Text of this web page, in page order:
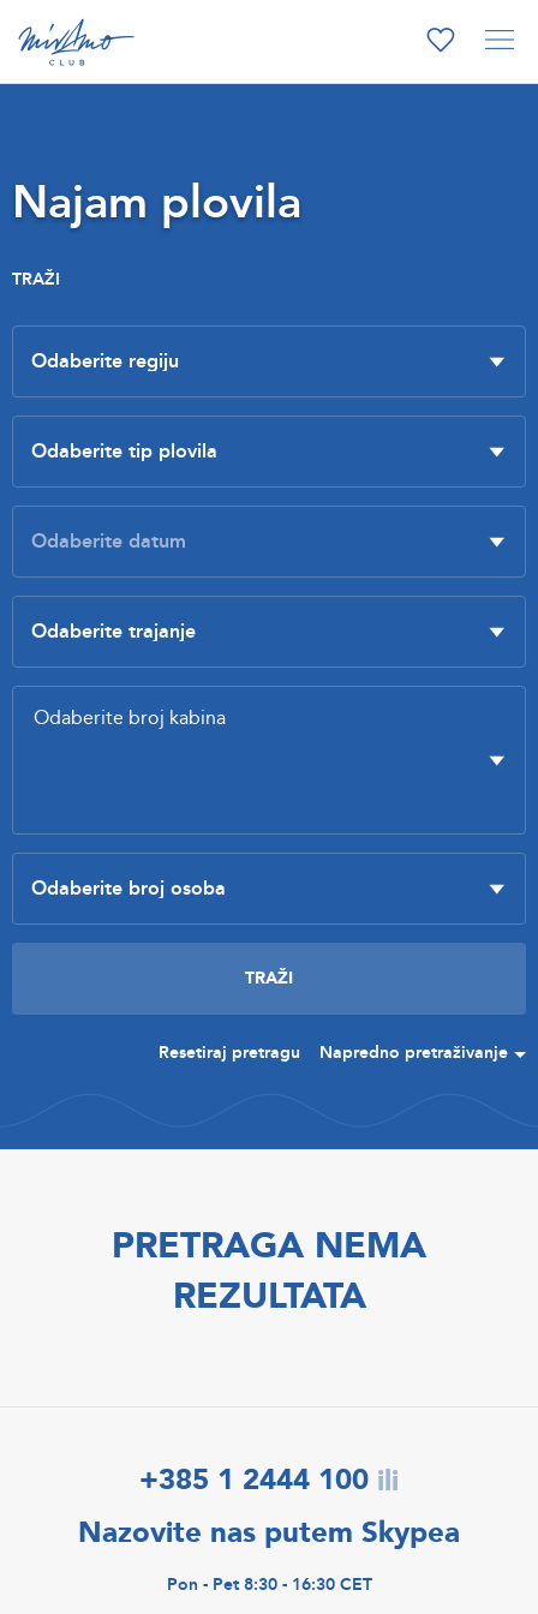
Najam plovila
TRAŽI
Resetiraj pretragu Napredno pretraživanje
PRETRAGA NEMA
REZULTATA
+385 1 2444 100 ili
Nazovite nas putem Skypea
Pon - Pet 8:30 - 16:30 CET